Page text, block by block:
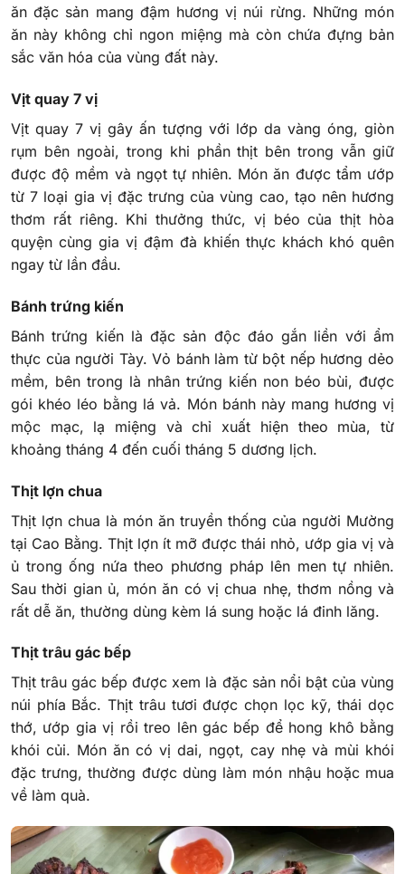
ăn đặc sản mang đậm hương vị núi rừng. Những món
ăn này không chỉ ngon miệng mà còn chứa đựng bản
sắc văn hóa của vùng đất này.
Vịt quay 7 vị
Vịt quay 7 vị gây ấn tượng với lớp da vàng óng, giòn
rụm bên ngoài, trong khi phần thịt bên trong vẫn giữ
được độ mềm và ngọt tự nhiên. Món ăn được tẩm ướp
từ 7 loại gia vị đặc trưng của vùng cao, tạo nên hương
thơm rất riêng. Khi thưởng thức, vị béo của thịt hòa
quyện cùng gia vị đậm đà khiến thực khách khó quên
ngay từ lần đầu.
Bánh trứng kiến
Bánh trứng kiến là đặc sản độc đáo gắn liền với ẩm
thực của người Tày. Vỏ bánh làm từ bột nếp hương dẻo
mềm, bên trong là nhân trứng kiến non béo bùi, được
gói khéo léo bằng lá vả. Món bánh này mang hương vị
mộc mạc, lạ miệng và chỉ xuất hiện theo mùa, từ
khoảng tháng 4 đến cuối tháng 5 dương lịch.
Thịt lợn chua
Thịt lợn chua là món ăn truyền thống của người Mường
tại Cao Bằng. Thịt lợn ít mỡ được thái nhỏ, ướp gia vị và
ủ trong ống nứa theo phương pháp lên men tự nhiên.
Sau thời gian ủ, món ăn có vị chua nhẹ, thơm nồng và
rất dễ ăn, thường dùng kèm lá sung hoặc lá đinh lăng.
Thịt trâu gác bếp
Thịt trâu gác bếp được xem là đặc sản nổi bật của vùng
núi phía Bắc. Thịt trâu tươi được chọn lọc kỹ, thái dọc
thớ, ướp gia vị rồi treo lên gác bếp để hong khô bằng
khói củi. Món ăn có vị dai, ngọt, cay nhẹ và mùi khói
đặc trưng, thường được dùng làm món nhậu hoặc mua
về làm quà.